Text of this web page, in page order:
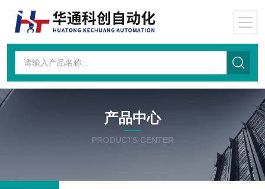
产品中心
PRODUCTS CENTER